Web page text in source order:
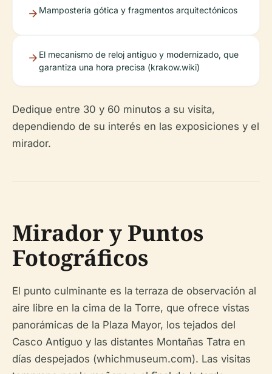
Mampostería gótica y fragmentos arquitectónicos
El mecanismo de reloj antiguo y modernizado, que
garantiza una hora precisa (krakow.wiki)
Dedique entre 30 y 60 minutos a su visita,
dependiendo de su interés en las exposiciones y el
mirador.
Mirador y Puntos
Fotográficos
El punto culminante es la terraza de observación al
aire libre en la cima de la Torre, que ofrece vistas
panorámicas de la Plaza Mayor, los tejados del
Casco Antiguo y las distantes Montañas Tatra en
días despejados (whichmuseum.com). Las visitas